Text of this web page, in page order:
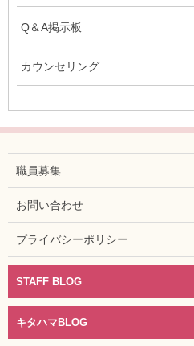
Q＆A掲示板
カウンセリング
職員募集
お問い合わせ
プライバシーポリシー
STAFF BLOG
キタハマBLOG